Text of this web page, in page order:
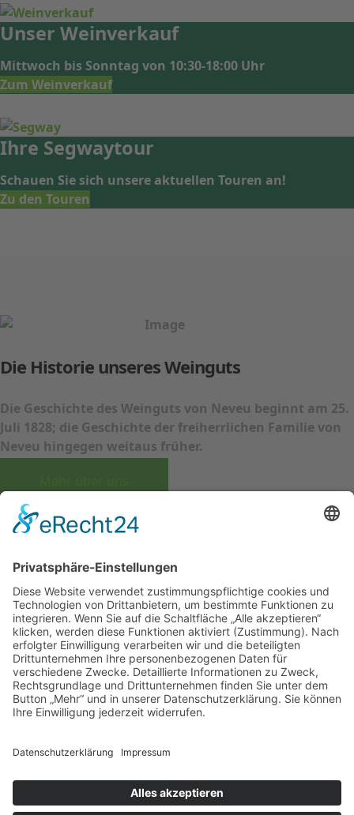
Fehler
Unser Weinverkauf
Mittwoch bis Sonntag von 10:30-18:00 Uhr
Zum Weinverkauf
Ihre Segwaytour
Schauen Sie sich unsere aktuellen Touren an!
Zu den Touren
Die Historie unseres Weinguts
Die Geschichte des Weinguts von Neveu beginnt am 25.
Juli 1828; die Geschichte der freiherrlichen Familie von
Neveu hingegen weitaus früher.
GUTSSCHENKE ÜBERNACHTUNG
PARTYKELLER
SEGWAY
KONTAKT
Cookie-Einstellungen
©2026 Heinrichs Gutsschenke / Wein Event Action |
Hespengrund 11 | 77770 Durbach